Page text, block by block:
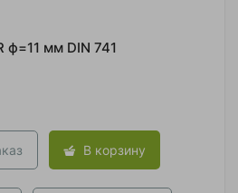
мм DIN 741
В корзину